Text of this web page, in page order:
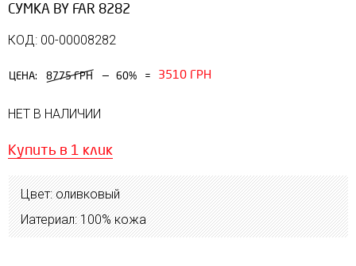
СУМКА BY FAR 8282
КОД: 00-00008282
ЦЕНА: 8775 ГРН — 60% = 3510 ГРН
НЕТ В НАЛИЧИИ
Купить в 1 клик
Цвет: оливковый
Иатериал: 100% кожа